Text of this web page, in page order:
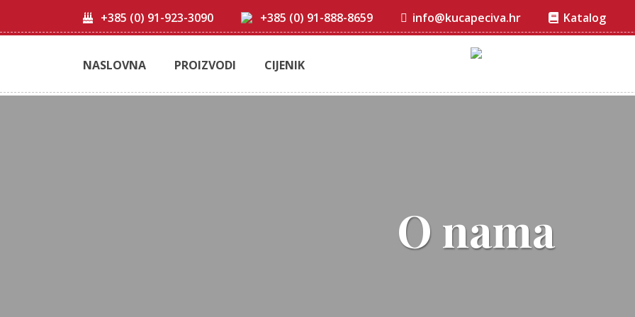
+385 (0) 91-923-3090 +385 (0) 91-888-8659 info@kucapeciva.hr Katalog
NASLOVNA PROIZVODI CIJENIK
O nama